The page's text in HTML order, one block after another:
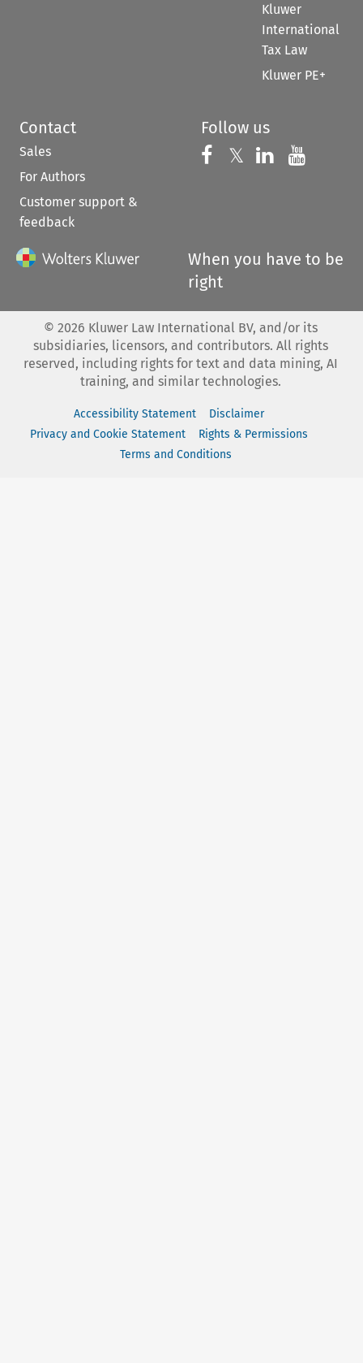
Kluwer
International
Tax Law
Kluwer PE+
Contact
Sales
For Authors
Customer support &
feedback
Follow us
Follow us on
𝕏 Follow us on
Follow us
When you have to be
right
© 2026 Kluwer Law International BV, and/or its
subsidiaries, licensors, and contributors. All rights
reserved, including rights for text and data mining, AI
training, and similar technologies.
Accessibility Statement
Disclaimer
Privacy and Cookie Statement
Rights & Permissions
Terms and Conditions